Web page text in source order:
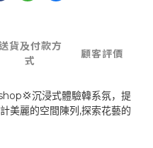
送貨及付款方
式
顧客評價
💢沉浸式體驗韓系氛，提
美麗的空間陳列 ,探索花藝的